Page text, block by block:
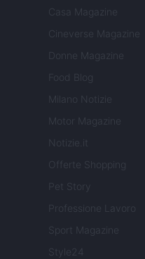
Casa Magazine
Cineverse Magazine
Donne Magazine
Food Blog
Milano Notizie
Motor Magazine
Notizie.it
Offerte Shopping
Pet Story
Professione Lavoro
Sport Magazine
Style24